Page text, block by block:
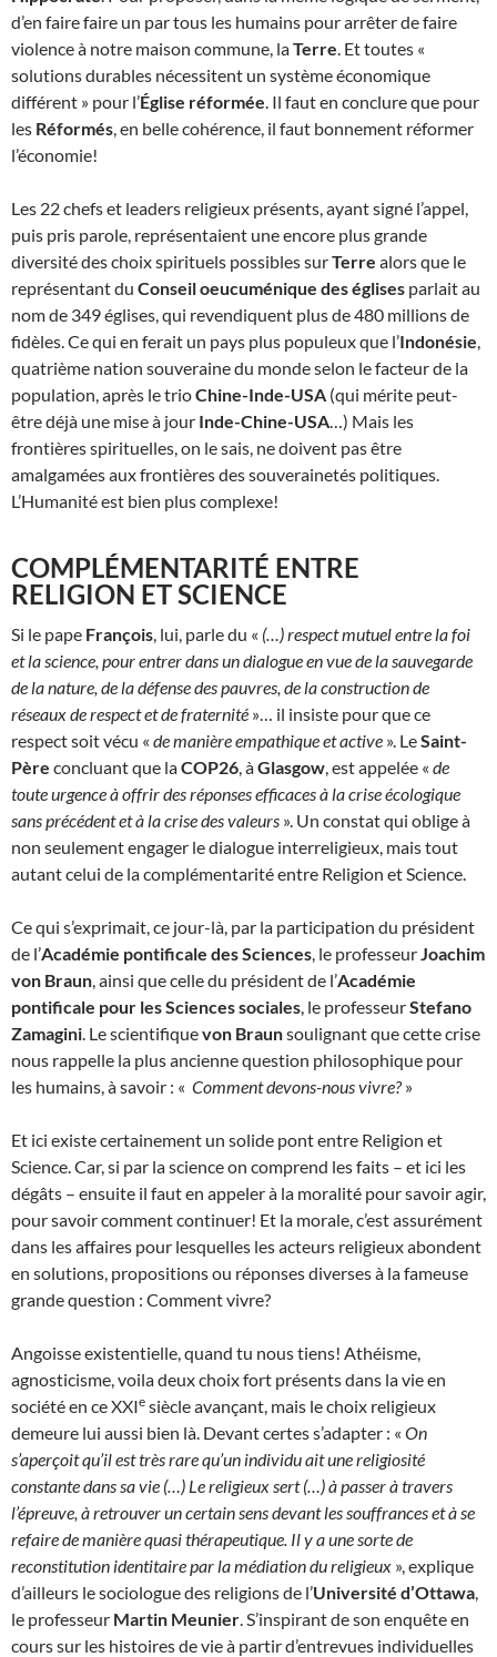
d’en faire faire un par tous les humains pour arrêter de faire
violence à notre maison commune, laTerre. Et toutes «
solutions durables nécessitent un système économique
différent » pour l’Église réformée. Il faut en conclure que pour
les Réformés, en belle cohérence, il faut bonnement réformer
l’économie!
Les 22 chefs et leaders religieux présents, ayant signé l’appel,
puis pris parole, représentaient une encore plus grande
diversité des choix spirituels possibles surTerre alors que le
représentant du Conseil oeucuménique des églises parlait au
nom de 349 églises, qui revendiquent plus de 480 millions de
fidèles. Ce qui en ferait un pays plus populeux que l’Indonésie,
quatrième nation souveraine du monde selon le facteur de la
population, après le trioChine-Inde-USA (qui mérite peut-
être déjà une mise à jour Inde-Chine-USA…) Mais les
frontières spirituelles, on le sais, ne doivent pas être
amalgamées aux frontières des souverainetés politiques.
L’Humanité est bien plus complexe!
COMPLÉMENTARITÉ ENTRE
RELIGION ET SCIENCE
Si le pape François, lui, parle du « (…) respect mutuel entre la foi
et la science, pour entrer dans un dialogue en vue de la sauvegarde
de la nature, de la défense des pauvres, de la construction de
réseaux de respect et de fraternité »… il insiste pour que ce
respect soit vécu « de manière empathique et active ». LeSaint-
Père concluant que laCOP26, àGlasgow, est appelée « de
toute urgence à offrir des réponses efficaces à la crise écologique
sans précédent et à la crise des valeurs ». Un constat qui oblige à
non seulement engager le dialogue interreligieux, mais tout
autant celui de la complémentarité entre Religion et Science.
Ce qui s’exprimait, ce jour-là, par la participation du président
de l’Académie pontificale des Sciences, le professeurJoachim
von Braun, ainsi que celle du président de l’Académie
pontificale pour les Sciences sociales, le professeurStefano
Zamagini. Le scientifiquevon Braunsoulignant que cette crise
nous rappelle la plus ancienne question philosophique pour
les humains, à savoir : « Comment devons-nous vivre?»
Et ici existe certainement un solide pont entre Religion et
Science. Car, si par la science on comprend les faits – et ici les
dégâts – ensuite il faut en appeler à la moralité pour savoir agir,
pour savoir comment continuer! Et la morale, c’est assurément
dans les affaires pour lesquelles les acteurs religieux abondent
en solutions, propositions ou réponses diverses à la fameuse
grande question : Comment vivre?
Angoisse existentielle, quand tu nous tiens! Athéisme,
agnosticisme, voila deux choix fort présents dans la vie en
société en ce XXIe siècle avançant, mais le choix religieux
demeure lui aussi bien là. Devant certes s’adapter : « On
s’aperçoit qu’il est très rare qu’un individu ait une religiosité
constante dans sa vie (…) Le religieux sert (…) à passer à travers
l’épreuve, à retrouver un certain sens devant les souffrances et à se
refaire de manière quasi thérapeutique. Il y a une sorte de
reconstitution identitaire par la médiation du religieux », explique
d’ailleurs le sociologue des religions de l’Université d’Ottawa,
le professeur Martin Meunier. S’inspirant de son enquête en
cours sur les histoires de vie à partir d’entrevues individuelles